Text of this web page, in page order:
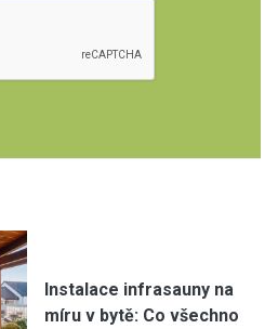
Instalace infrasauny na
míru v bytě: Co všechno